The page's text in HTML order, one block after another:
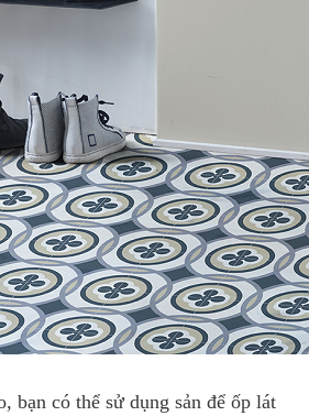
bạn có thể sử dụng sản để ốp lát